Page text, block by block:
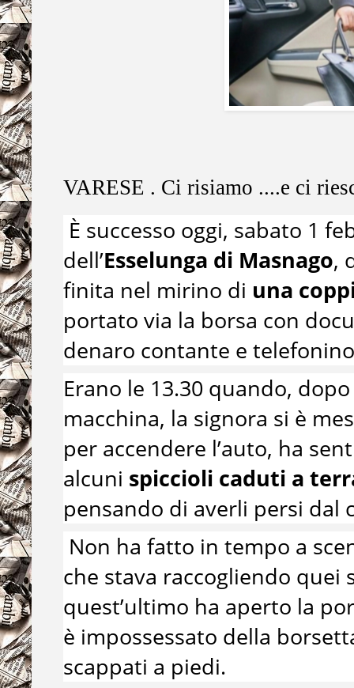
VARESE . Ci risiamo ....e ci
È successo oggi, sabato 1
dell’Esselunga di Masnago,
finita nel mirino di una
portato via la borsa con
denaro contante e
Erano le 13.30 quando,
macchina, la signora si è
per accendere l’auto, ha
alcuni spiccioli caduti a
pensando di averli persi dal
Non ha fatto in tempo a
che stava raccogliendo quei
quest’ultimo ha aperto la
è impossessato della
scappati a piedi.